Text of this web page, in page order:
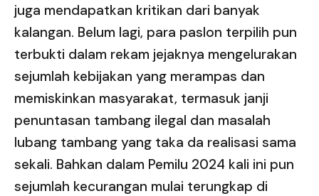
juga mendapatkan kritikan dari banyak
kalangan. Belum lagi, para paslon terpilih pun
terbukti dalam rekam jejaknya mengelurakan
sejumlah kebijakan yang merampas dan
memiskinkan masyarakat, termasuk janji
penuntasan tambang ilegal dan masalah
lubang tambang yang taka da realisasi sama
sekali. Bahkan dalam Pemilu 2024 kali ini pun
sejumlah kecurangan mulai terungkap di